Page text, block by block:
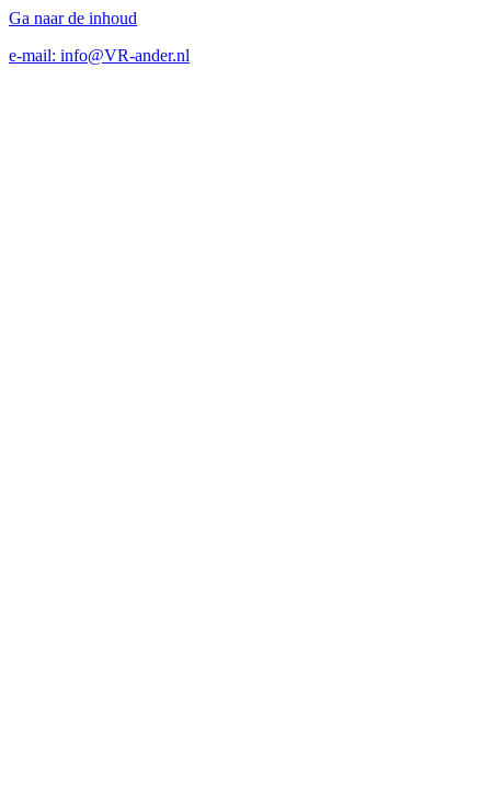
Ga naar de inhoud
e-mail: info@VR-ander.nl